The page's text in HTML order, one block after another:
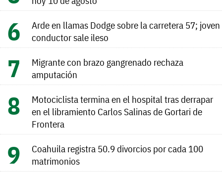
Arde en llamas Dodge sobre la carretera 57; joven
conductor sale ileso
Migrante con brazo gangrenado rechaza
amputación
Motociclista termina en el hospital tras derrapar
en el libramiento Carlos Salinas de Gortari de
Frontera
Coahuila registra 50.9 divorcios por cada 100
matrimonios